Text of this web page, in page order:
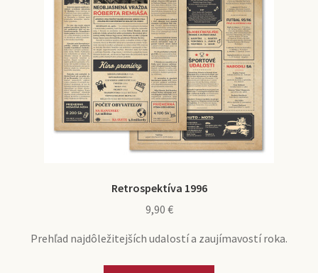
Retrospektíva 1996
9,90 €
Prehľad najdôležitejších udalostí a zaujímavostí roka.